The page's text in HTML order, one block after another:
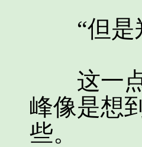
“但是郑
这一点
峰像是想
些。